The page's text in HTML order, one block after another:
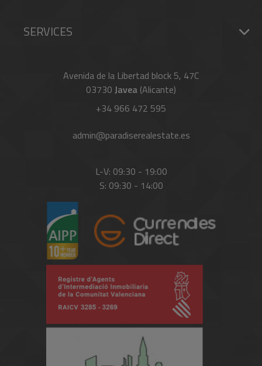
SERVICES
Avenida de la Libertad block 5, 47C
03730 Javea (Alicante)
+34 966 472 595
admin@paradiserealestate.es
L-V: 09:30 - 19:00
S: 09:30 - 14:00